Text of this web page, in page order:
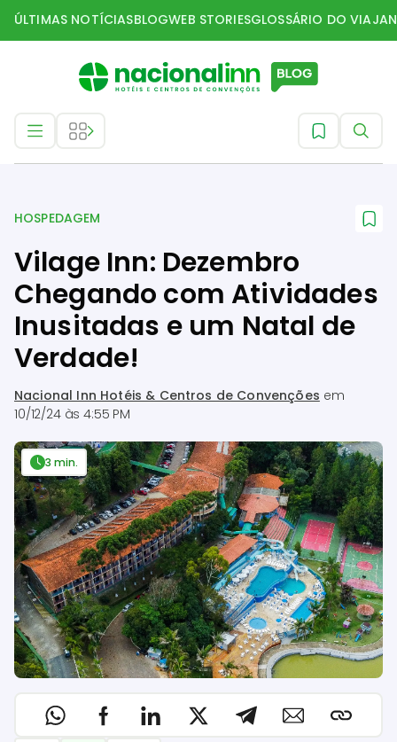
ÚLTIMAS NOTÍCIASBLOGWEB STORIESGLOSSÁRIO DO
HOSPEDAGEM
Vilage Inn: Dezembro
Chegando com Atividades
Inusitadas e um Natal de
Verdade!
Nacional Inn Hotéis & Centros de Convenções em
10/12/24 às 4:55 PM
3 min.